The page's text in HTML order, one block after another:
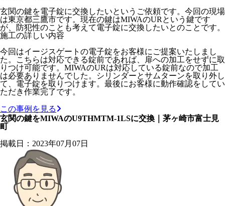
玄関の鍵を電子錠に交換したいというご依頼です。今回の現場
は東京都三鷹市です。現在の鍵はMIWAのURという鍵です
が、防犯性のことも考えて電子錠に交換したいとのことです。
施工の詳しい内容
今回はイージスゲートの電子錠をお客様にご提案いたしまし
た。こちらは対応できる錠前であれば、扉への加工をせずに取
りつけ可能です。MIWAのURは対応している錠前なので加工
は必要ありませんでした。シリンダーとサムターンを取り外し
て、電子錠を取りつけます。最後にお客様に動作確認をしてい
ただき作業完了です。
この事例を見る
玄関の鍵をMIWAのU9THMTM-1LSに交換｜茅ヶ崎市富士見
町
掲載日：2023年07月07日